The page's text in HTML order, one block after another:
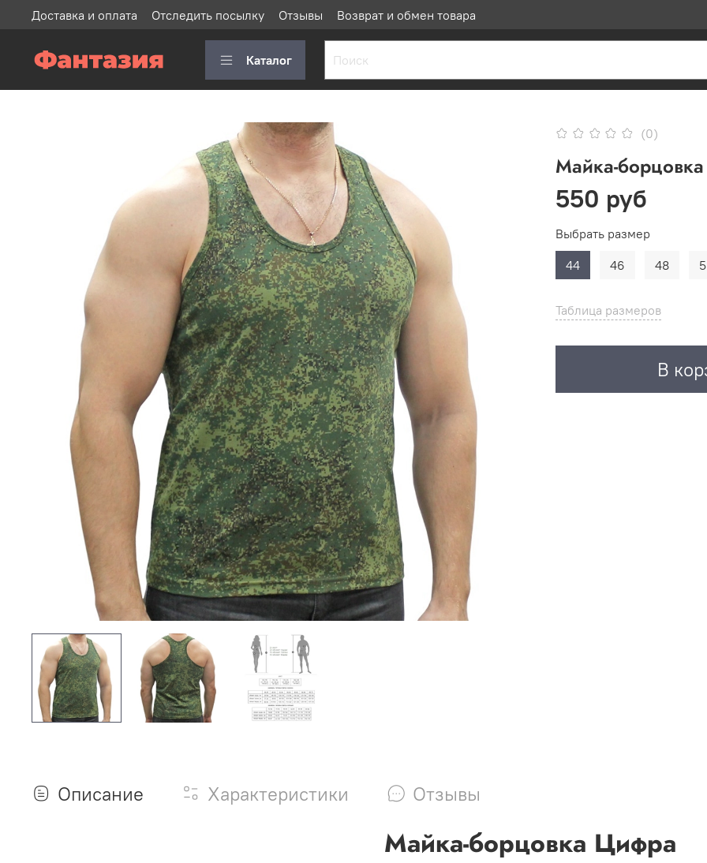
Доставка и оплата Отследить посылку Отзывы Возврат и обмен товара
Каталог
(0)
Майка-
550 руб
Таблица размеров
В
Выбрать размер
44
46 48
Описание Характеристики Отзывы
Майка-борцовка Цифра